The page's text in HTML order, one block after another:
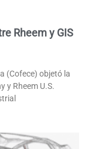
Rheem y GIS
(Cofece) objetó la
y Rheem U.S.